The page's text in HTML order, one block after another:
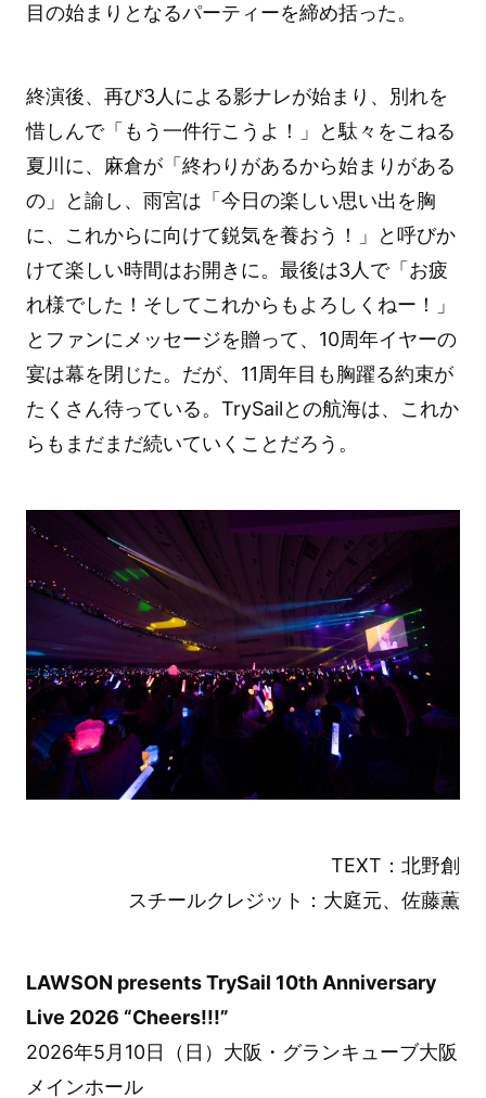
目の始まりとなるパーティーを締め括った。
終演後、再び3人による影ナレが始まり、別れを
惜しんで「もう一件行こうよ！」と駄々をこねる
夏川に、麻倉が「終わりがあるから始まりがある
の」と諭し、雨宮は「今日の楽しい思い出を胸
に、これからに向けて鋭気を養おう！」と呼びか
けて楽しい時間はお開きに。最後は3人で「お疲
れ様でした！そしてこれからもよろしくねー！」
とファンにメッセージを贈って、10周年イヤーの
宴は幕を閉じた。だが、11周年目も胸躍る約束が
たくさん待っている。TrySailとの航海は、これか
らもまだまだ続いていくことだろう。
TEXT：北野創
スチールクレジット：大庭元、佐藤薫
LAWSON presents TrySail 10th Anniversary
Live 2026 “Cheers!!!”
2026年5月10日（日）大阪・グランキューブ大阪
メインホール